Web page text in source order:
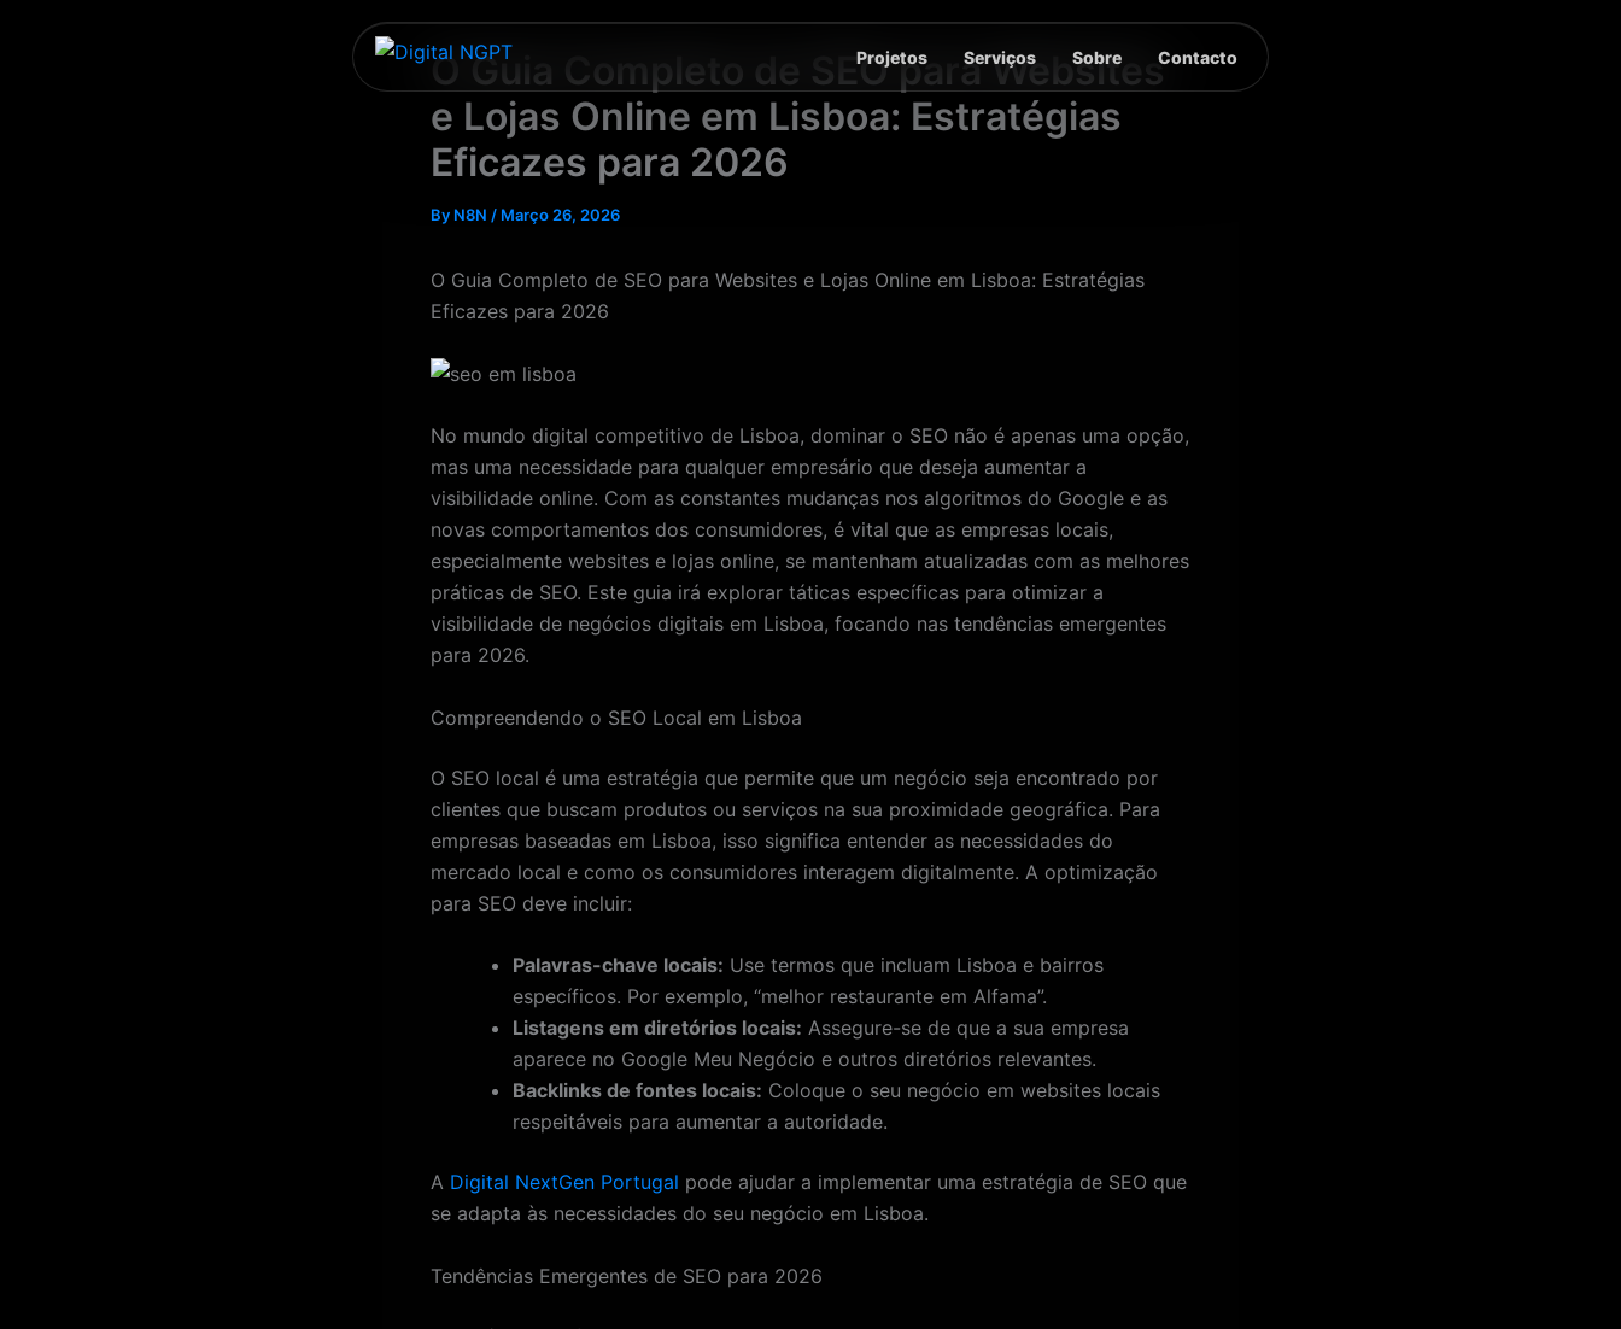
Projetos Serviços Sobre Contacto
O Guia Completo de SEO para Websites
e Lojas Online em Lisboa: Estratégias
Eficazes para 2026
By N8N / Março 26, 2026
O Guia Completo de SEO para Websites e Lojas Online em Lisboa: Estratégias
Eficazes para 2026
No mundo digital competitivo de Lisboa, dominar o SEO não é apenas uma opção,
mas uma necessidade para qualquer empresário que deseja aumentar a
visibilidade online. Com as constantes mudanças nos algoritmos do Google e as
novas comportamentos dos consumidores, é vital que as empresas locais,
especialmente websites e lojas online, se mantenham atualizadas com as melhores
práticas de SEO. Este guia irá explorar táticas específicas para otimizar a
visibilidade de negócios digitais em Lisboa, focando nas tendências emergentes
para 2026.
Compreendendo o SEO Local em Lisboa
O SEO local é uma estratégia que permite que um negócio seja encontrado por
clientes que buscam produtos ou serviços na sua proximidade geográfica. Para
empresas baseadas em Lisboa, isso significa entender as necessidades do
mercado local e como os consumidores interagem digitalmente. A optimização
para SEO deve incluir:
Palavras-chave locais: Use termos que incluam Lisboa e bairros
específicos. Por exemplo, “melhor restaurante em Alfama”.
Listagens em diretórios locais: Assegure-se de que a sua empresa
aparece no Google Meu Negócio e outros diretórios relevantes.
Backlinks de fontes locais: Coloque o seu negócio em websites locais
respeitáveis para aumentar a autoridade.
A Digital NextGen Portugal pode ajudar a implementar uma estratégia de SEO que
se adapta às necessidades do seu negócio em Lisboa.
Tendências Emergentes de SEO para 2026